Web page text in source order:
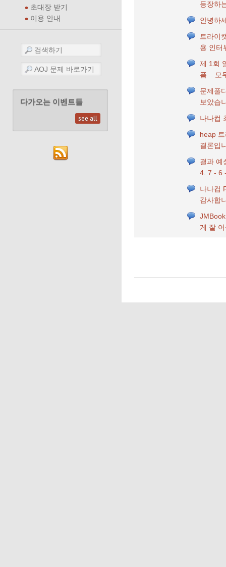
초대장 받기
이용 안내
다가오는 이벤트들
see all
등장하
안녕하
트라이
용 인터
제 1회
픔... 모
문제풀
보았습
나나컵
heap
결론입
결과 예
4. 7 - 6
나나컵
감사합
게 잘